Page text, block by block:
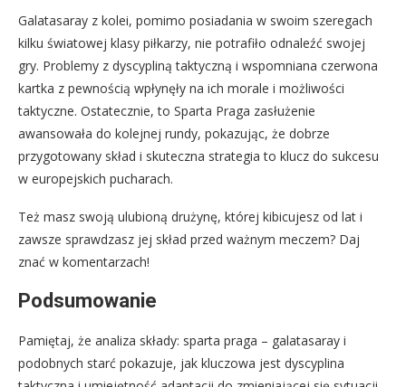
Galatasaray z kolei, pomimo posiadania w swoim szeregach
kilku światowej klasy piłkarzy, nie potrafiło odnaleźć swojej
gry. Problemy z dyscypliną taktyczną i wspomniana czerwona
kartka z pewnością wpłynęły na ich morale i możliwości
taktyczne. Ostatecznie, to Sparta Praga zasłużenie
awansowała do kolejnej rundy, pokazując, że dobrze
przygotowany skład i skuteczna strategia to klucz do sukcesu
w europejskich pucharach.
Też masz swoją ulubioną drużynę, której kibicujesz od lat i
zawsze sprawdzasz jej skład przed ważnym meczem? Daj
znać w komentarzach!
Podsumowanie
Pamiętaj, że analiza składy: sparta praga – galatasaray i
podobnych starć pokazuje, jak kluczowa jest dyscyplina